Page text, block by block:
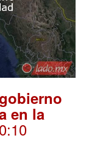
en la